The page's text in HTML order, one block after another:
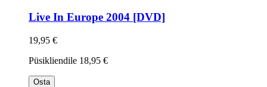
Live In Europe 2004 [DVD]
19,95 €
Püsikliendile 18,95 €
Osta